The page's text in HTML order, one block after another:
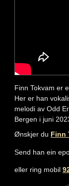
Finn Tokvam er
Her er han
melodi av Odd
Bergen i juni
Ønskjer du Finn
Send han ein
eller ring mobil